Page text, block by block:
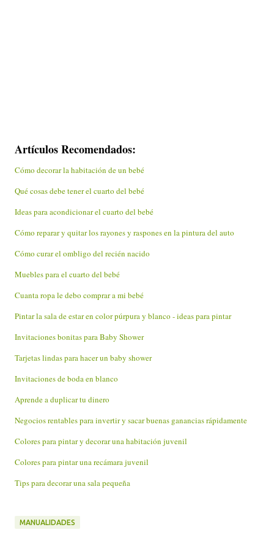
Artículos Recomendados:
Cómo decorar la habitación de un bebé
Qué cosas debe tener el cuarto del bebé
Ideas para acondicionar el cuarto del bebé
Cómo reparar y quitar los rayones y raspones en la pintura del auto
Cómo curar el ombligo del recién nacido
Muebles para el cuarto del bebé
Cuanta ropa le debo comprar a mi bebé
Pintar la sala de estar en color púrpura y blanco - ideas para pintar
Invitaciones bonitas para Baby Shower
Tarjetas lindas para hacer un baby shower
Invitaciones de boda en blanco
Aprende a duplicar tu dinero
Negocios rentables para invertir y sacar buenas ganancias rápidamente
Colores para pintar y decorar una habitación juvenil
Colores para pintar una recámara juvenil
Tips para decorar una sala pequeña
MANUALIDADES